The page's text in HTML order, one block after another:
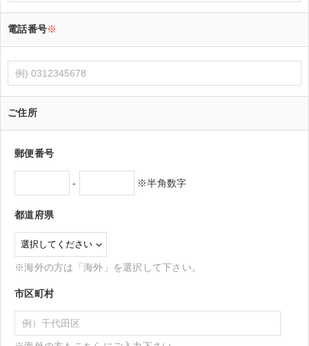
電話番号※
ご住所
郵便番号
- ※半角数字
都道府県
※海外の方は「海外」を選択して下さい。
市区町村